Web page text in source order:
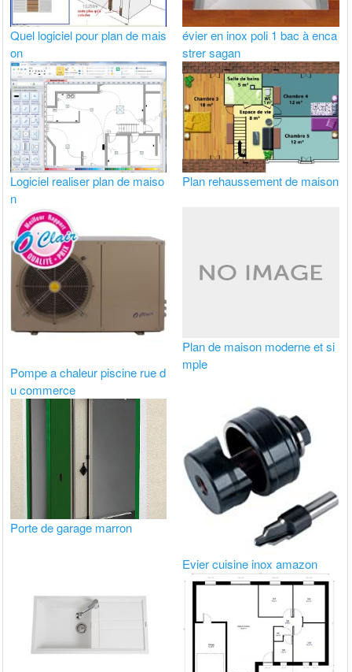
Quel logiciel pour plan de mais
on
évier en inox poli 1 bac à enca
strer sagan
Logiciel realiser plan de maiso
n
Plan rehaussement de maison
Pompe a chaleur piscine rue d
u commerce
Plan de maison moderne et si
mple
Porte de garage marron
Evier cuisine inox amazon